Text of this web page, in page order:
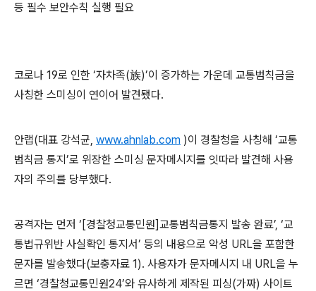
등 필수 보안수칙 실행 필요
코로나 19로 인한 ‘자차족(族)’이 증가하는 가운데 교통범칙금을
사칭한 스미싱이 연이어 발견됐다.
안랩(대표 강석균, www.ahnlab.com )이 경찰청을 사칭해 ‘교통
범칙금 통지’로 위장한 스미싱 문자메시지를 잇따라 발견해 사용
자의 주의를 당부했다.
공격자는 먼저 ‘ [경찰청교통민원]교통범칙금통지 발송 완료’, ‘교
통법규위반 사실확인 통지서’ 등의 내용으로 악성 URL을 포함한
문자를 발송했다(보충자료 1). 사용자가 문자메시지 내 URL을 누
르면 ‘경찰청교통민원24’와 유사하게 제작된 피싱(가짜) 사이트